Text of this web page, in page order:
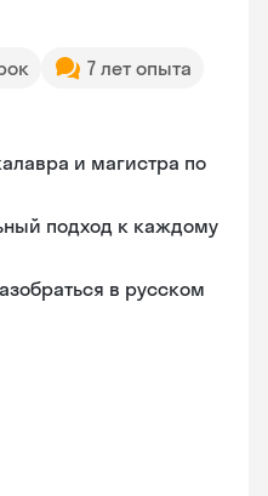
7 лет опыта
и магистра по
подход к каждому
в русском